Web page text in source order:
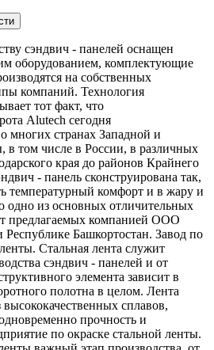
сэндвич - панелей оснащен
оборудованием, комплектующие
на собственных
компаний. Технология
тот факт, что
Alutech сегодня
многих странах Западной и
в том числе в России, в различных
края до районов Крайнего
- панель сконструирована так,
температурный комфорт и в жару и
одно из основных отличительных
предлагаемых компанией ООО
Башкортостан. Завод по
Стальная лента служит
сэндвич - панелей и от
элемента зависит в
полотна в целом. Лента
высококачественных сплавов,
прочность и
по окраске стальной ленты.